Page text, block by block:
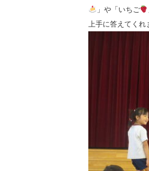
」や「いちご
上手に答えてくれ